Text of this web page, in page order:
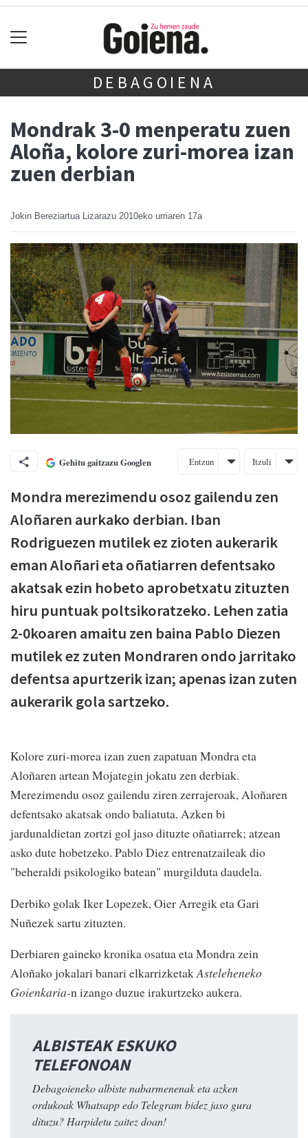
DEBAGOIENA
Mondrak 3-0 menperatu zuen
Aloña, kolore zuri-morea izan
zuen derbian
Jokin Bereziartua Lizarazu 2010eko urriaren 17a
Gehitu gaitzazu Googlen Entzun Itzuli
Mondra merezimendu osoz gailendu zen
Aloñaren aurkako derbian. Iban
Rodriguezen mutilek ez zioten aukerarik
eman Aloñari eta oñatiarren defentsako
akatsak ezin hobeto aprobetxatu zituzten
hiru puntuak poltsikoratzeko. Lehen zatia
2-0koaren amaitu zen baina Pablo Diezen
mutilek ez zuten Mondraren ondo jarritako
defentsa apurtzerik izan; apenas izan zuten
aukerarik gola sartzeko.
Kolore zuri-morea izan zuen zapatuan Mondra eta
Aloñaren artean Mojategin jokatu zen derbiak.
Merezimendu osoz gailendu ziren zerrajeroak, Aloñaren
defentsako akatsak ondo baliatuta. Azken bi
jardunaldietan zortzi gol jaso dituzte oñatiarrek; atzean
asko dute hobetzeko. Pablo Diez entrenatzaileak dio
"beheraldi psikologiko batean" murgilduta daudela.
Derbiko golak Iker Lopezek, Oier Arregik eta Gari
Nuñezek sartu zituzten.
Derbiaren gaineko kronika osatua eta Mondra zein
Aloñako jokalari banari elkarrizketakAsteleheneko
Goienkaria-n izango duzue irakurtzeko aukera.
ALBISTEAK ESKUKO
TELEFONOAN
Debagoieneko albiste nabarmenenak eta azken
ordukoak Whatsapp edo Telegram bidez jaso gura
dituzu? Harpidetu zaitez doan!